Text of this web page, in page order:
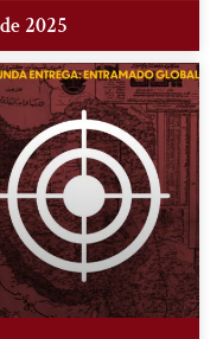
2025